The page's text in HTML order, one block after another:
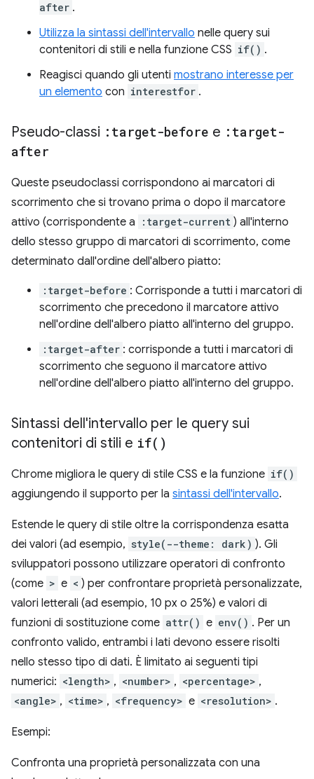
after .
Utilizza la sintassi dell'intervallo nelle query sui
contenitori di stili e nella funzione CSS if() .
Reagisci quando gli utenti mostrano interesse per
un elemento con interestfor .
Pseudo-classi :target-before e :target-
after
Queste pseudoclassi corrispondono ai marcatori di
scorrimento che si trovano prima o dopo il marcatore
attivo (corrispondente a
:target-current ) all'interno
dello stesso gruppo di marcatori di scorrimento, come
determinato dall'ordine dell'albero piatto:
:target-before : Corrisponde a tutti i marcatori di
scorrimento che precedono il marcatore attivo
nell'ordine dell'albero piatto all'interno del gruppo.
:target-after : corrisponde a tutti i marcatori di
scorrimento che seguono il marcatore attivo
nell'ordine dell'albero piatto all'interno del gruppo.
Sintassi dell'intervallo per le query sui
contenitori di stili e if( )
Chrome migliora le query di stile CSS e la funzione if()
aggiungendo il supporto per la sintassi dell'intervallo.
Estende le query di stile oltre la corrispondenza esatta
dei valori (ad esempio, style(--theme: dark) ). Gli
sviluppatori possono utilizzare operatori di confronto
(come > e < ) per confrontare proprietà personalizzate,
valori letterali (ad esempio, 10 px o 25%) e valori di
funzioni di sostituzione come attr() e env() . Per un
confronto valido, entrambi i lati devono essere risolti
nello stesso tipo di dati. È limitato ai seguenti tipi
numerici: <length> , <number> , <percentage> ,
<angle> , <time> , <frequency> e <resolution> .
Esempi:
Confronta una proprietà personalizzata con una